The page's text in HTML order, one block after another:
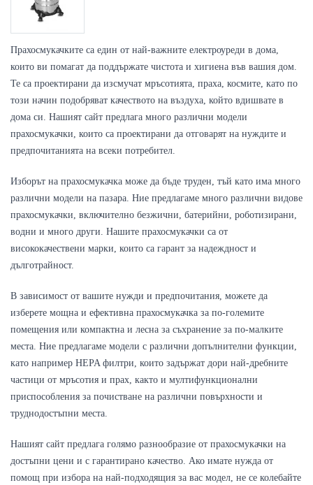
Прахосмукачките са един от най-важните електроуреди в дома,
които ви помагат да поддържате чистота и хигиена във вашия дом.
Те са проектирани да изсмучат мръсотията, праха, космите, като по
този начин подобряват качеството на въздуха, който вдишвате в
дома си. Нашият сайт предлага много различни модели
прахосмукачки, които са проектирани да отговарят на нуждите и
предпочитанията на всеки потребител.
Изборът на прахосмукачка може да бъде труден, тъй като има много
различни модели на пазара. Ние предлагаме много различни видове
прахосмукачки, включително безжични, батерийни, роботизирани,
водни и много други. Нашите прахосмукачки са от
висококачествени марки, които са гарант за надеждност и
дълготрайност.
В зависимост от вашите нужди и предпочитания, можете да
изберете мощна и ефективна прахосмукачка за по-големите
помещения или компактна и лесна за съхранение за по-малките
места. Ние предлагаме модели с различни допълнителни функции,
като например HEPA филтри, които задържат дори най-дребните
частици от мръсотия и прах, както и мултифункционални
приспособления за почистване на различни повърхности и
труднодостъпни места.
Нашият сайт предлага голямо разнообразие от прахосмукачки на
достъпни цени и с гарантирано качество. Ако имате нужда от
помощ при избора на най-подходящия за вас модел, не се колебайте